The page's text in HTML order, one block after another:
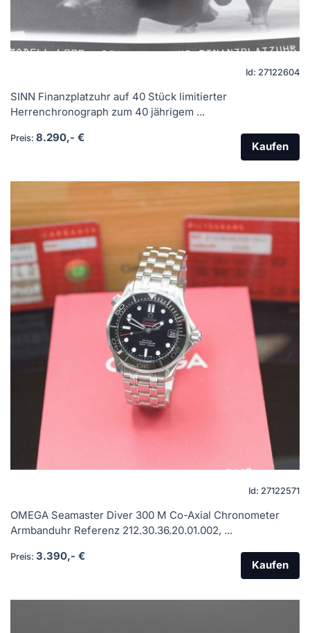
Id: 27122604
SINN Finanzplatzuhr auf 40 Stück limitierter
Herrenchronograph zum 40 jährigem ...
Preis: 8.290,- €
Kaufen
Id: 27122571
OMEGA Seamaster Diver 300 M Co-Axial Chronometer
Armbanduhr Referenz 212.30.36.20.01.002, ...
Preis: 3.390,- €
Kaufen